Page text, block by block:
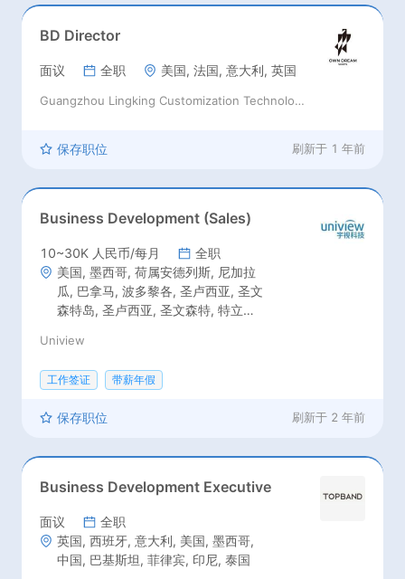
BD Director
面议 全职 美国, 法国, 意大利, 英国
Guangzhou Lingking Customization Technology Co., Ltd
保存职位 刷新于 1 年前
Business Development (Sales)
10~30K 人民币/每月
全职
美国, 墨西哥, 荷属安德列斯, 尼加拉
瓜, 巴拿马, 波多黎各, 圣卢西亚, 圣文
森特岛, 圣卢西亚, 圣文森特, 特立尼
斯, 伯利兹, 加拿大, 哥斯达黎加, 古
巴, 多米尼加, 萨尔瓦多, 格林纳达, 危
地马拉, 海地, 洪都拉斯, 牙买加, 马提
尔, 法属圭亚那, 圭亚那, 玻利维亚, 阿
鲁, 巴拉圭, 英国, 荷兰, 波兰, 罗马尼
亚, 塞尔维亚, 西班牙, 葡萄牙, 瑞典,
瑞士, 乌克兰, 南斯拉夫, 阿尔巴尼亚,
奥地利, 比利时, 克罗地亚, 塞浦路斯,
法国, 德国, 希腊, 匈牙利, 意大利, 立
陶宛, 摩纳哥, 埃及, 沙特阿拉伯, 土耳
Uniview
工作签证 带薪年假
保存职位 刷新于 2 年前
Business Development Executive
面议
全职
英国, 西班牙, 意大利, 美国, 墨西哥,
中国, 巴基斯坦, 菲律宾, 印尼, 泰国